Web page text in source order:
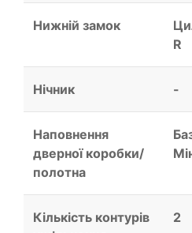
Нижній замок
R
Нічник -
Наповнення
дверної коробки/
полотна
Кількість контурів
2